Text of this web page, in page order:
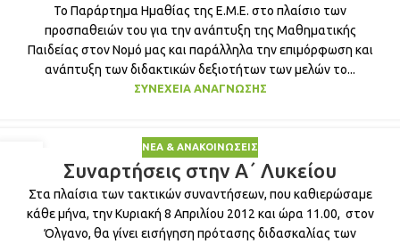
Το Παράρτημα Ημαθίας της Ε.Μ.Ε. στο πλαίσιο των
προσπαθειών του για την ανάπτυξη της Μαθηματικής
Παιδείας στον Νομό μας και παράλληλα την επιμόρφωση και
ανάπτυξη των διδακτικών δεξιοτήτων των μελών το...
ΣΥΝΈΧΕΙΑ ΑΝΆΓΝΩΣΗΣ
ΝΈΑ & ΑΝΑΚΟΙΝΏΣΕΙΣ
Συναρτήσεις στην Α΄ Λυκείου
Στα πλαίσια των τακτικών συναντήσεων, που καθιερώσαμε
κάθε μήνα, την Κυριακή 8 Απριλίου 2012 και ώρα 11.00, στον
Όλγανο, θα γίνει εισήγηση πρότασης διδασκαλίας των